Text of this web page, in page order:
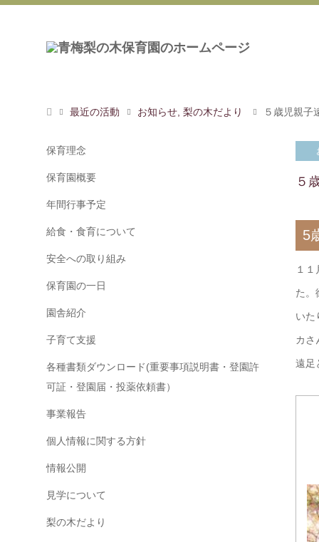
最近の活動 お知らせ, 梨の木だより ５歳児親
５
5
１
た。
いた
カさ
遠足
保育理念
保育園概要
年間行事予定
給食・食育について
安全への取り組み
保育園の一日
園舎紹介
子育て支援
各種書類ダウンロード(重要事項説明書・登園許
可証・登園届・投薬依頼書）
事業報告
個人情報に関する方針
情報公開
見学について
梨の木だより